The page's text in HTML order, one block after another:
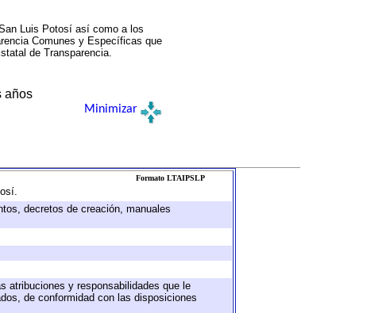
Luis Potosí así como a los
Comunes y Específicas que
de Transparencia.
años
Minimizar
Formato LTAIPSLP
decretos de creación, manuales
atribuciones y responsabilidades que le
de conformidad con las disposiciones